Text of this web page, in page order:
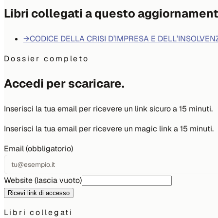
Libri collegati a questo
→CODICE DELLA CRISI D’IMPRESA E
Dossier completo
Accedi per scaricare.
Inserisci la tua email per ricevere un link sicuro a 15 minuti.
Inserisci la tua email per ricevere un magic link a 15 minuti.
Email (obbligatorio)
Website (lascia vuoto)
Ricevi link di accesso
Libri collegati